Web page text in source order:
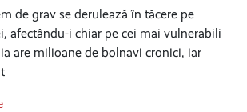
de grav se derulează în tăcere pe
afectându-i chiar pe cei mai vulnerabili
are milioane de bolnavi cronici, iar